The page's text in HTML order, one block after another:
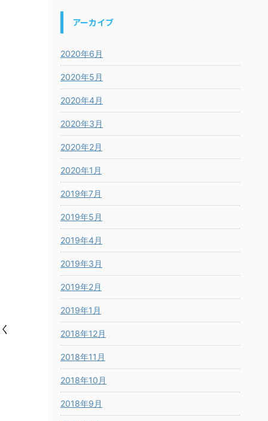
アーカイブ
2020年6月
2020年5月
2020年4月
2020年3月
2020年2月
2020年1月
2019年7月
2019年5月
2019年4月
2019年3月
2019年2月
2019年1月
2018年12月
2018年11月
2018年10月
2018年9月